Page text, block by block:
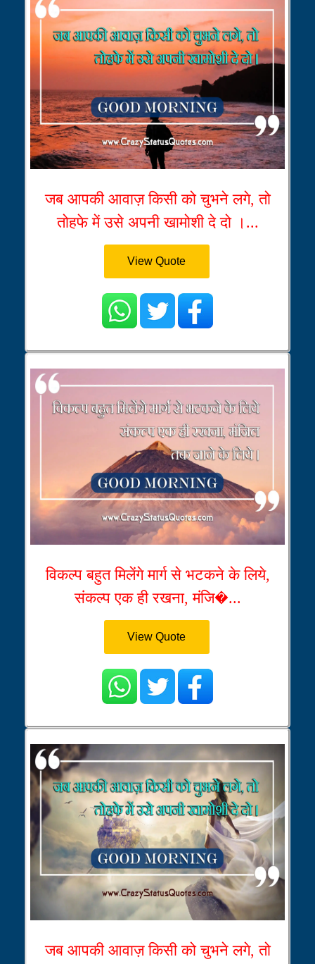
जब आपकी आवाज़ किसी को चुभने लगे, तो
तोहफे में उसे अपनी खामोशी दे दो ।...
View Quote
विकल्प बहुत मिलेंगे मार्ग से भटकने के लिये,
संकल्प एक ही रखना, मंजि�...
View Quote
जब आपकी आवाज़ किसी को चुभने लगे, तो